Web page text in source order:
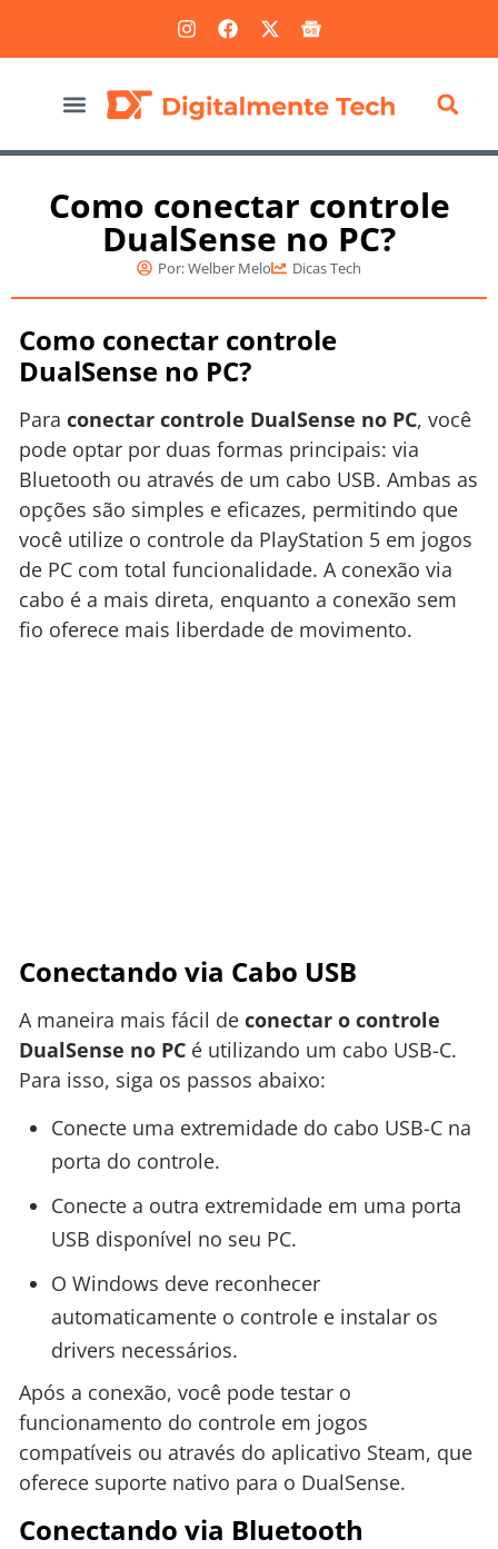
Como conectar controle
DualSense no PC?
Por:Welber Melo Dicas Tech
Como conectar controle
DualSense no PC?
Para conectar controle DualSense no PC, você
pode optar por duas formas principais: via
Bluetooth ou através de um cabo USB. Ambas as
opções são simples e eficazes, permitindo que
você utilize o controle da PlayStation 5 em jogos
de PC com total funcionalidade. A conexão via
cabo é a mais direta, enquanto a conexão sem
fio oferece mais liberdade de movimento.
Conectando via Cabo USB
A maneira mais fácil de conectar o controle
DualSense no PC é utilizando um cabo USB-C.
Para isso, siga os passos abaixo:
Conecte uma extremidade do cabo USB-C na
porta do controle.
Conecte a outra extremidade em uma porta
USB disponível no seu PC.
O Windows deve reconhecer
automaticamente o controle e instalar os
drivers necessários.
Após a conexão, você pode testar o
funcionamento do controle em jogos
compatíveis ou através do aplicativo Steam, que
oferece suporte nativo para o DualSense.
Conectando via Bluetooth